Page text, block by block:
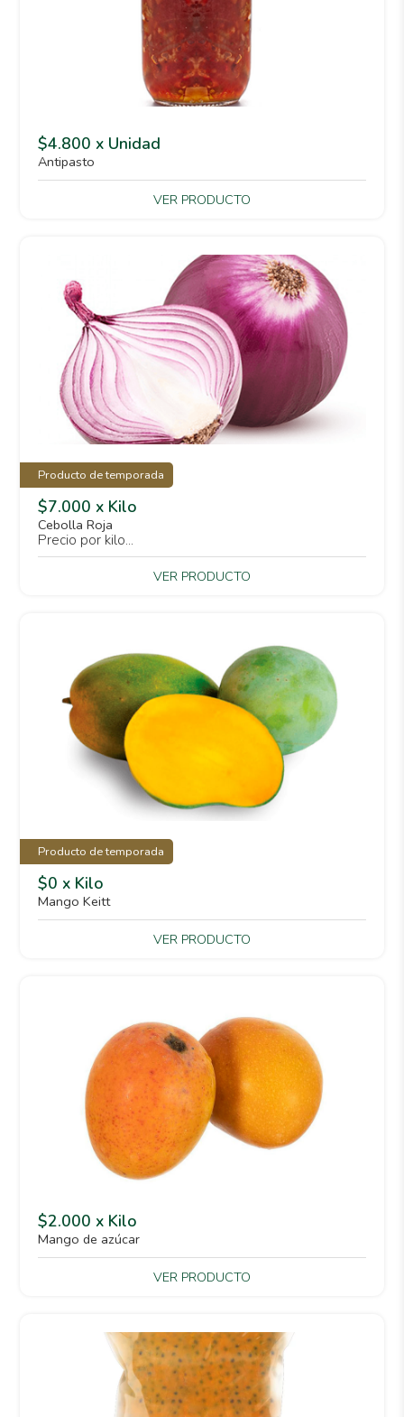
$4.800 x Unidad
Antipasto
VER PRODUCTO
Producto de temporada
$7.000 x Kilo
Cebolla Roja
Precio por kilo...
VER PRODUCTO
Producto de temporada
$0 x Kilo
Mango Keitt
VER PRODUCTO
$2.000 x Kilo
Mango de azúcar
VER PRODUCTO